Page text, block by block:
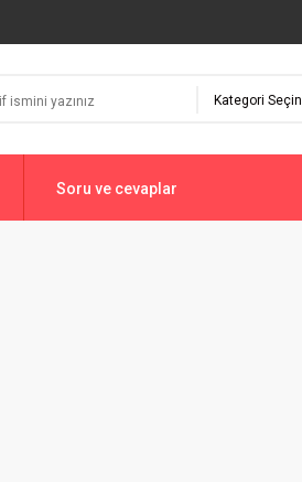
Soru ve cevaplar